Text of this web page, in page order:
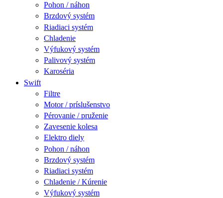
Pohon / náhon
Brzdový systém
Riadiaci systém
Chladenie
Výfukový systém
Palivový systém
Karoséria
Swift
Filtre
Motor / príslušenstvo
Pérovanie / pruženie
Zavesenie kolesa
Elektro diely
Pohon / náhon
Brzdový systém
Riadiaci systém
Chladenie / Kúrenie
Výfukový systém